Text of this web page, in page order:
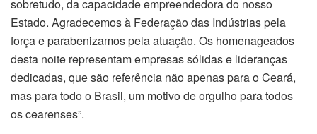
sobretudo, da capacidade empreendedora do nosso
Estado. Agradecemos à Federação das Indústrias pela
força e parabenizamos pela atuação. Os homenageados
desta noite representam empresas sólidas e lideranças
dedicadas, que são referência não apenas para o Ceará,
mas para todo o Brasil, um motivo de orgulho para todos
os cearenses”.